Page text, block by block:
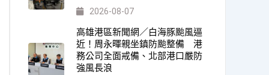
2026-08-07
高雄港區新聞網／白海豚颱風逼
近！周永暉親坐鎮防颱整備 港
務公司全面戒備、北部港口嚴防
強風長浪